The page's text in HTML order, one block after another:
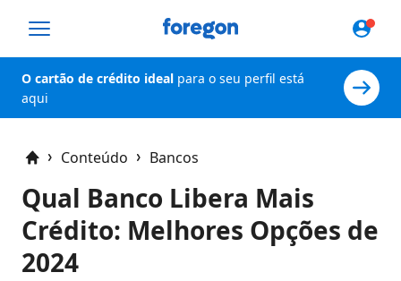
Foregon.com
O cartão de crédito ideal para o seu perfil está
aqui
HomeConteúdo Bancos
Qual Banco Libera Mais
Crédito: Melhores Opções de
2024